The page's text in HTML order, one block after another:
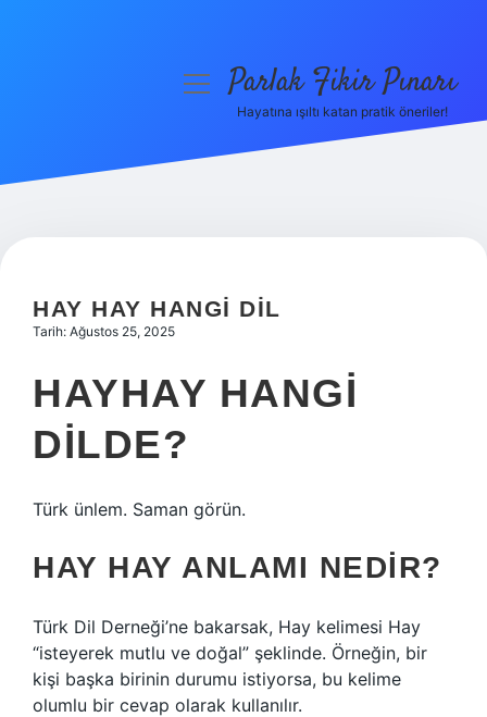
Hakkımızda
menüyüParlak Fikir Pınarı
Hayatına ışıltı katan pratik öneriler!
HAY HAY HANGI DIL
Tarih: Ağustos 25, 2025
HAYHAY HANGI
DILDE?
Türk ünlem. Saman görün.
HAY HAY ANLAMI NEDIR?
Türk Dil Derneği’ne bakarsak, Hay kelimesi Hay
“isteyerek mutlu ve doğal” şeklinde. Örneğin, bir
kişi başka birinin durumu istiyorsa, bu kelime
olumlu bir cevap olarak kullanılır.